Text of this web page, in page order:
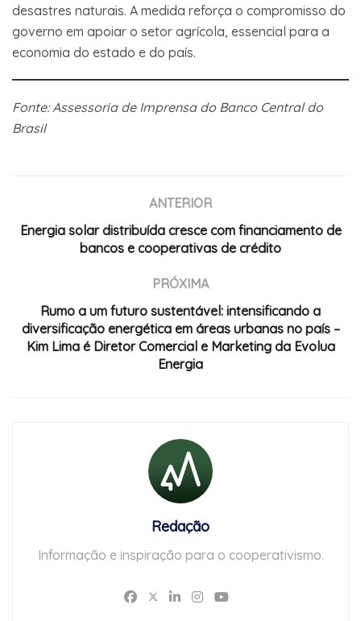
desastres naturais. A medida reforça o compromisso do
governo em apoiar o setor agrícola, essencial para a
economia do estado e do país.
Fonte: Assessoria de Imprensa do Banco Central do
Brasil
ANTERIOR
Energia solar distribuída cresce com financiamento de
bancos e cooperativas de crédito
PRÓXIMA
Rumo a um futuro sustentável: intensificando a
diversificação energética em áreas urbanas no país –
Kim Lima é Diretor Comercial e Marketing da Evolua
Energia
Redação
Informação e inspiração para o cooperativismo.